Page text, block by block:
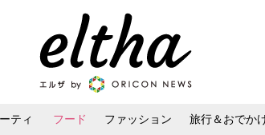
ティ フード ファッション 旅行＆おでか